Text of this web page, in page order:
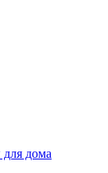
дома